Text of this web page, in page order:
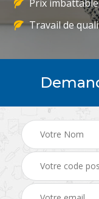
Prix imbattable
Travail de